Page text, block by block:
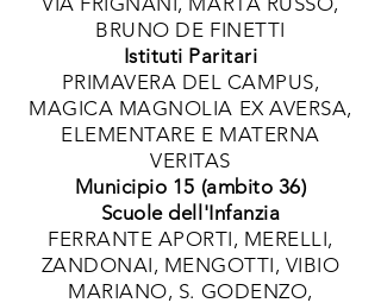
BRUNO DE FINETTI
Istituti Paritari
PRIMAVERA DEL CAMPUS,
MAGICA MAGNOLIA EX AVERSA,
ELEMENTARE E MATERNA
VERITAS
Municipio 15 (ambito 36)
Scuole dell'Infanzia
FERRANTE APORTI, MERELLI,
ZANDONAI, MENGOTTI, VIBIO
MARIANO, S. GODENZO,